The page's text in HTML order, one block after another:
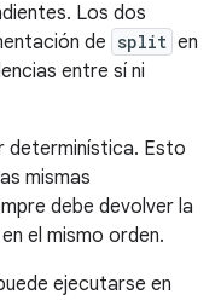
Los dos
de split en
entre sí ni
determinística. Esto
mismas
debe devolver la
el mismo orden.
ejecutarse en